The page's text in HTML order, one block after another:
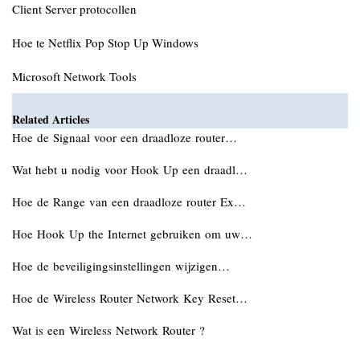
Client Server protocollen
Hoe te Netflix Pop Stop Up Windows
Microsoft Network Tools
Related Articles
Hoe de Signaal voor een draadloze router…
Wat hebt u nodig voor Hook Up een draadl…
Hoe de Range van een draadloze router Ex…
Hoe Hook Up the Internet gebruiken om uw…
Hoe de beveiligingsinstellingen wijzigen…
Hoe de Wireless Router Network Key Reset…
Wat is een Wireless Network Router ?